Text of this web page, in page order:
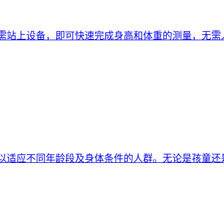
上设备，即可快速完成身高和体重的测量，无
应不同年龄段及身体条件的人群。无论是孩童